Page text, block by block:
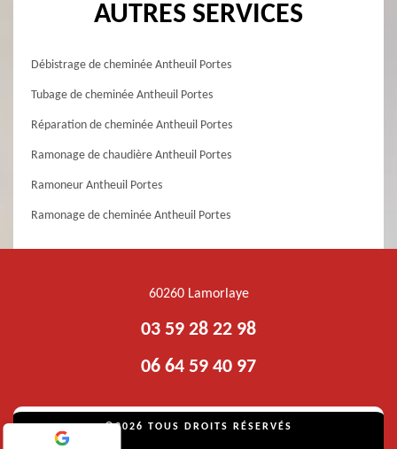
AUTRES SERVICES
Débistrage de cheminée Antheuil Portes
Tubage de cheminée Antheuil Portes
Réparation de cheminée Antheuil Portes
Ramonage de chaudière Antheuil Portes
Ramoneur Antheuil Portes
Ramonage de cheminée Antheuil Portes
60260 Lamorlaye
03 59 28 22 98
06 64 59 40 97
©2026 TOUS DROITS RÉSERVÉS